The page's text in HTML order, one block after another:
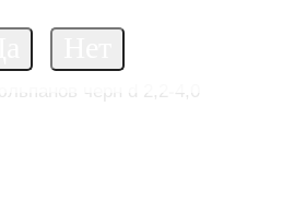
черн d 2,2-4,0